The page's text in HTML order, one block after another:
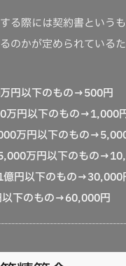
る際には契約書という
のかが定められている
円以下のもの→500円
万円以下のもの→1,000
万円以下のもの→
万円以下のもの→
円以下のもの→30,000
下のもの→60,000円